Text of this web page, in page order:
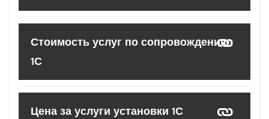
Стоимость услуг по сопровождению
1С
Цена за услуги установки 1С